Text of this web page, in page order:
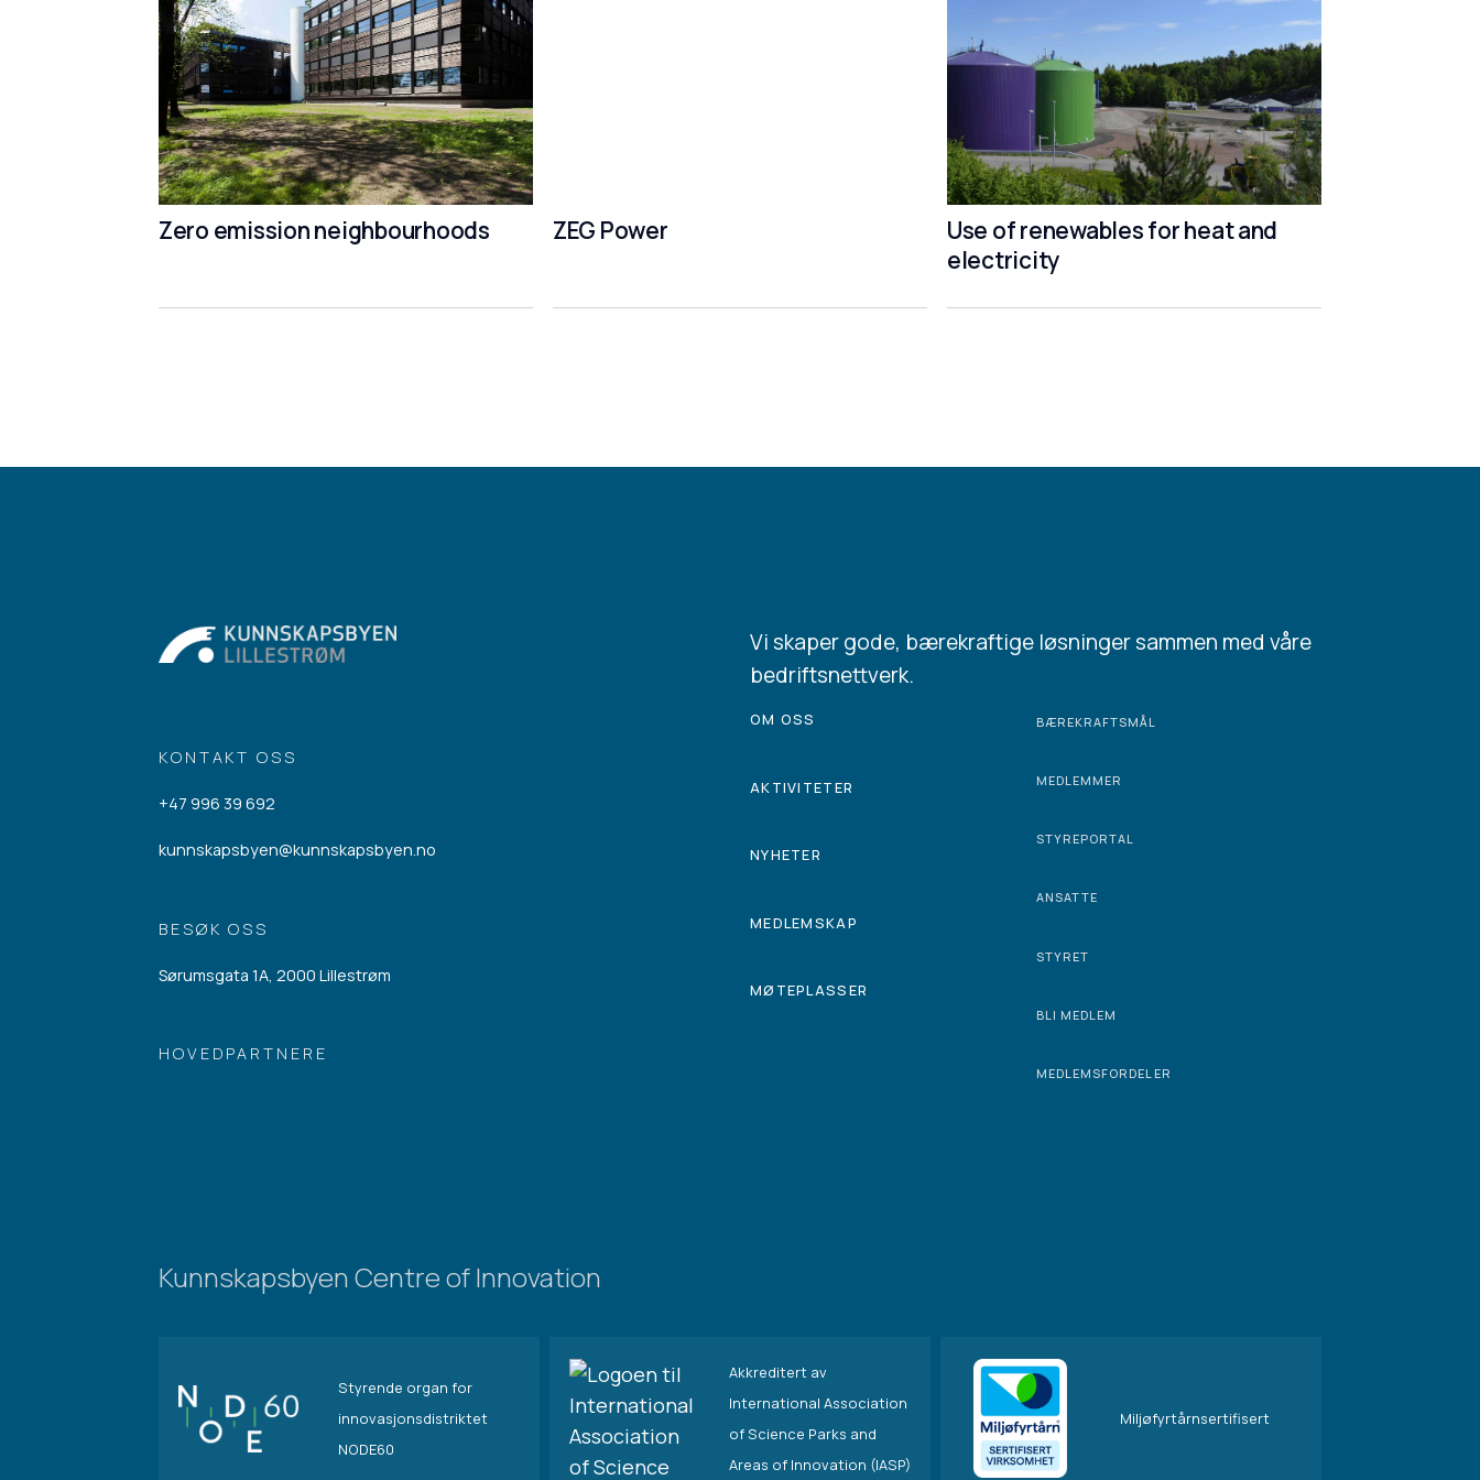
Zero emission neighbourhoods ZEG Power
Use of renewables for heat and
electricity
KONTAKT OSS
+47 996 39 692
kunnskapsbyen@kunnskapsbyen.no
BESØK OSS
Sørumsgata 1A, 2000 Lillestrøm
HOVEDPARTNERE
Vi skaper gode, bærekraftige løsninger sammen med våre
bedriftsnettverk.
OM OSS
AKTIVITETER
NYHETER
MEDLEMSKAP
MØTEPLASSER
BÆREKRAFTSMÅL
MEDLEMMER
STYREPORTAL
ANSATTE
STYRET
BLI MEDLEM
MEDLEMSFORDELER
Kunnskapsbyen Centre of Innovation
Styrende organ for
innovasjonsdistriktet
NODE60
Akkreditert av
International Association
of Science Parks and
Areas of Innovation (IASP)
Miljøfyrtårnsertifisert